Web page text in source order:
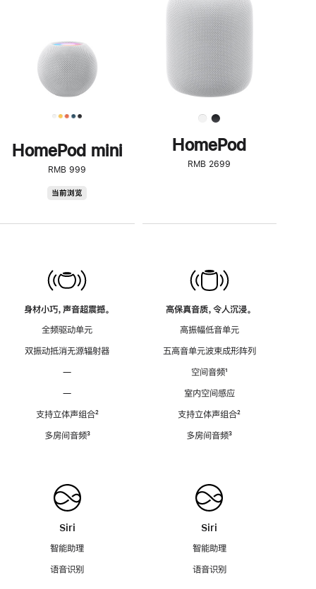
HomePod mini
RMB 999
当前浏览
身材小巧，声音超震撼。
全频驱动单元
双振动抵消无源辐射器
—
—
支持立体声组合脚
²
多房间音频脚
³
Siri
智能助理
语音识别
了
解
HomePod<
HomePod
RMB 2699
高保真音质，令人沉浸。
高振幅低音单元
五高音单元波束成形阵列
空间音频脚
¹
室内空间感应
支持立体声组合脚
²
多房间音频脚
³
Siri
智能助理
语音识别